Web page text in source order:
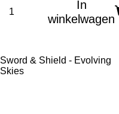
In
winkelwagen
Sword & Shield - Evolving
Skies